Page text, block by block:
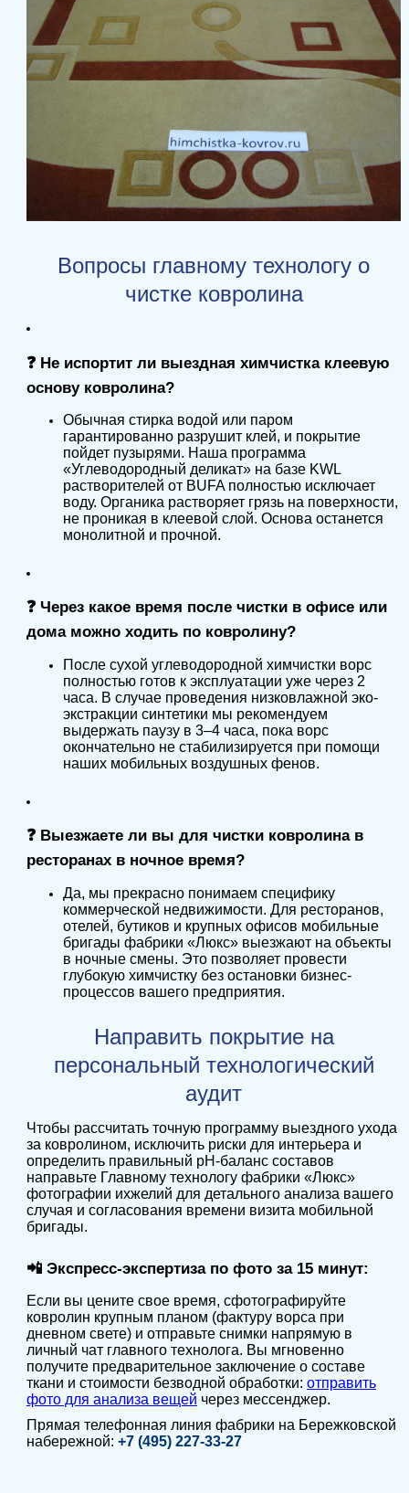
Вопросы главному технологу о
чистке ковролина
❓ Не испортит ли выездная химчистка клеевую
основу ковролина?
Обычная стирка водой или паром
гарантированно разрушит клей, и покрытие
пойдет пузырями. Наша программа
«Углеводородный деликат» на базе KWL
растворителей от BUFA полностью исключает
воду. Органика растворяет грязь на поверхности,
не проникая в клеевой слой. Основа останется
монолитной и прочной.
❓ Через какое время после чистки в офисе или
дома можно ходить по ковролину?
После сухой углеводородной химчистки ворс
полностью готов к эксплуатации уже через 2
часа. В случае проведения низковлажной эко-
экстракции синтетики мы рекомендуем
выдержать паузу в 3–4 часа, пока ворс
окончательно не стабилизируется при помощи
наших мобильных воздушных фенов.
❓ Выезжаете ли вы для чистки ковролина в
ресторанах в ночное время?
Да, мы прекрасно понимаем специфику
коммерческой недвижимости. Для ресторанов,
отелей, бутиков и крупных офисов мобильные
бригады фабрики «Люкс» выезжают на объекты
в ночные смены. Это позволяет провести
глубокую химчистку без остановки бизнес-
процессов вашего предприятия.
Направить покрытие на
персональный технологический
аудит
Чтобы рассчитать точную программу выездного ухода
за ковролином, исключить риски для интерьера и
определить правильный pH-баланс составов
направьте Главному технологу фабрики «Люкс»
фотографии ихжелий для детального анализа вашего
случая и согласования времени визита мобильной
бригады.
📲 Экспресс-экспертиза по фото за 15 минут:
Если вы цените свое время, сфотографируйте
ковролин крупным планом (фактуру ворса при
дневном свете) и отправьте снимки напрямую в
личный чат главного технолога. Вы мгновенно
получите предварительное заключение о составе
ткани и стоимости безводной обработки: отправить
фото для анализа вещей через мессенджер.
Прямая телефонная линия фабрики на Бережковской
набережной: +7 (495) 227-33-27